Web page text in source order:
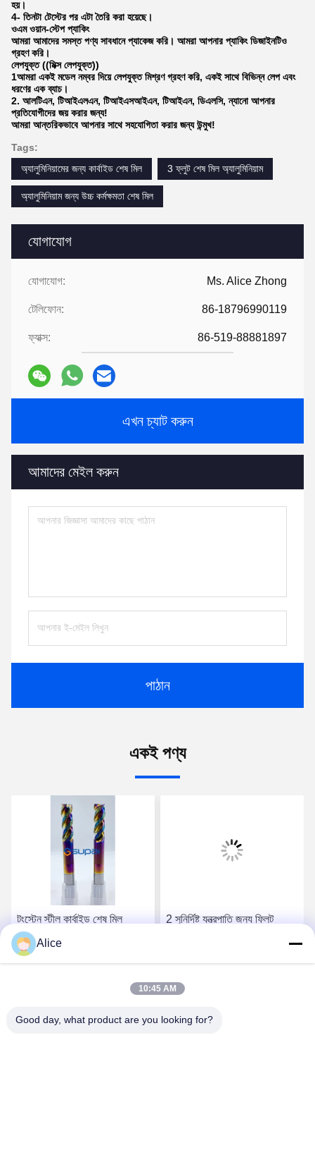
যোগাযোগ
যোগাযোগ: Ms. Alice Zhong
টেলিফোন: 86-18796990119
ফ্যাক্স: 86-519-88881897
এখন চ্যাট করুন
আমাদের মেইল ​​করুন
পাঠান
হয়।
4- তিনটা টেস্টের পর এটা তৈরি করা হয়েছে।
ওএম ওয়ান-স্টেপ প্যাকিং
আমরা আমাদের সমস্ত পণ্য সাবধানে প্যাকেজ করি। আমরা আপনার প্যাকিং ডিজাইনটিও
গ্রহণ করি।
লেপযুক্ত ((মিক্স লেপযুক্ত))
1আমরা একই মডেল নম্বর দিয়ে লেপযুক্ত মিশ্রণ গ্রহণ করি, একই সাথে বিভিন্ন লেপ এবং
ধরণের এক ব্যাচ।
2. আলটিএন, টিআইএলএন, টিআইএসআইএন, টিআইএন, ডিএলসি, ন্যানো আপনার
প্রতিযোগীদের জয় করার জন্য!
আমরা আন্তরিকভাবে আপনার সাথে সহযোগিতা করার জন্য উন্মুখ!
Tags:
অ্যালুমিনিয়ামের জন্য কার্বাইড শেষ মিল
3 ফ্লুট শেষ মিল অ্যালুমিনিয়াম
অ্যালুমিনিয়াম জন্য উচ্চ কর্মক্ষমতা শেষ মিল
একই পণ্য
টংস্টেন স্টীল কার্বাইড শেষ মিল
পরিবর্তনশীল শ্যাঙ্ক ব্যাসার্ধ এবং কাটা
দিক সঙ্গে
2 সুনির্দিষ্ট যন্ত্রপাতি জন্য ফ্লিট
Alice
10:45 AM
Good day, what product are you looking for?